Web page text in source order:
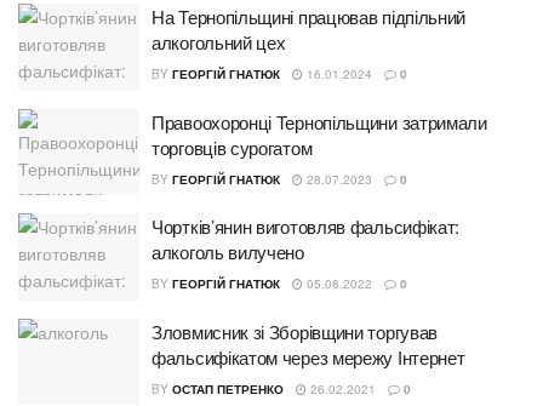
На Тернопільщині працював підпільний
алкогольний цех
BY ГЕОРГІЙ ГНАТЮК 16.01.2024 0
Правоохоронці Тернопільщини затримали
торговців сурогатом
BY ГЕОРГІЙ ГНАТЮК 28.07.2023 0
Чортків’янин виготовляв фальсифікат:
алкоголь вилучено
BY ГЕОРГІЙ ГНАТЮК 05.08.2022 0
Зловмисник зі Зборівщини торгував
фальсифікатом через мережу Інтернет
BY ОСТАП ПЕТРЕНКО 26.02.2021 0